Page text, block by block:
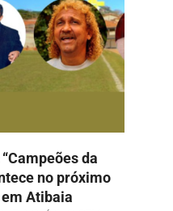
da
no próximo
Atibaia